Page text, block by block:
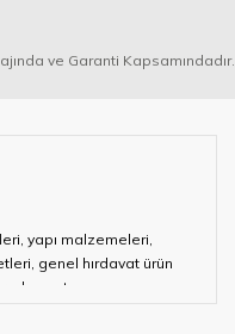
ve Garanti Kapsamındadır.
yapı malzemeleri,
genel hırdavat ürün
tamamını